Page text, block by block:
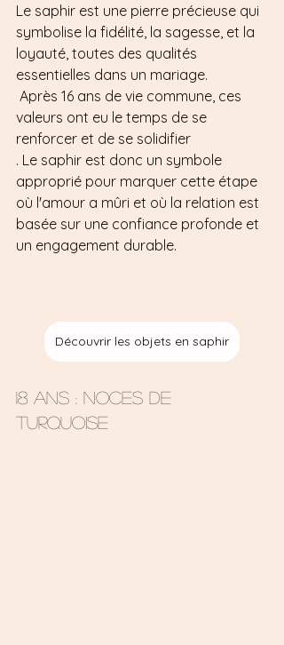
Le saphir est une pierre précieuse qui
symbolise la fidélité, la sagesse, et la
loyauté, toutes des qualités
essentielles dans un mariage.
valeurs ont eu le temps de se
renforcer et de se solidifier
. Le saphir est donc un symbole
approprié pour marquer cette étape
où l'amour a mûri et où la relation est
basée sur une confiance profonde et
un engagement durable.
Découvrir les objets en saphir
18 ans : Noces de
Turquoise